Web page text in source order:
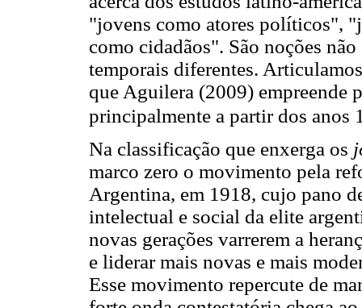
"jovens como atores políticos",
como cidadãos". São noções
temporais diferentes.
que Aguilera (2009) empreende
principalmente a partir dos anos
Na classificação que enxerga os
marco zero o movimento pela
Argentina, em 1918, cujo pano
intelectual e social da elite
novas gerações varrerem a
e liderar mais novas e mais
Esse movimento repercute de